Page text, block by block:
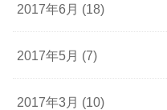
2017年6月 (18)
2017年5月 (7)
2017年3月 (10)